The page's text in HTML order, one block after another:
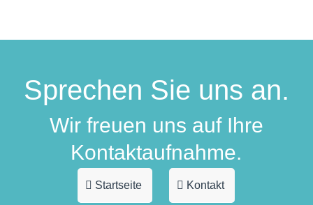
Sprechen Sie uns an.
Wir freuen uns auf Ihre
Kontaktaufnahme.
Startseite Kontakt